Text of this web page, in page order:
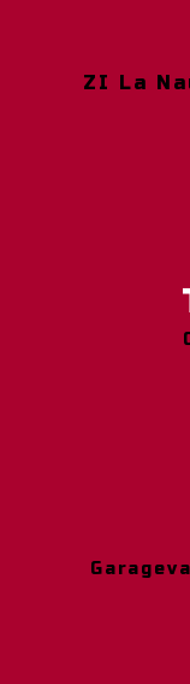
ZI La Naurais Bachaud, 86530